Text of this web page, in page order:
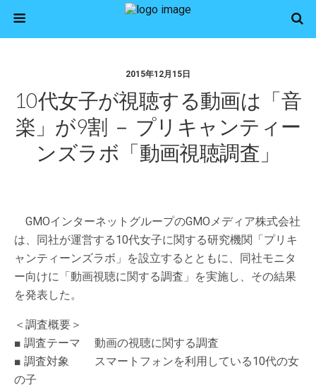
2015年12月15日
10代女子が視聴する動画は「音
楽」が9割 － プリキャンティー
ンズラボ「動画視聴調査」
GMOインターネットグループのGMOメディア株式会社
は、同社が運営する10代女子に関する研究機関「プリキ
ャンティーンズラボ」を設立するとともに、同社モニタ
ー向けに「動画視聴に関する調査」を実施し、その結果
を発表した。
＜調査概要＞
■ 調査テーマ 動画の視聴に関する調査
■ 調査対象 スマートフォンを利用している10代の女
の子